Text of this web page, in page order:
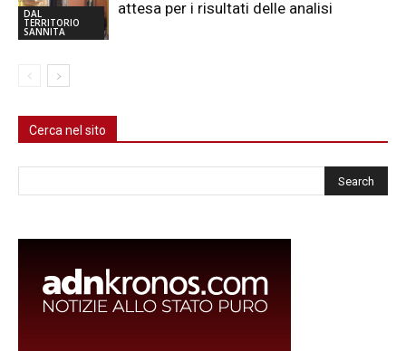
DAL
TERRITORIO
SANNITA
attesa per i risultati delle analisi
Cerca nel sito